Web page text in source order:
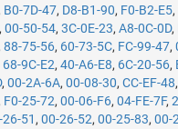
B0-7D-47, D8-B1-90, F0-B2-E5,
,00-50-54,3C-0E-23,A8-0C-0D,
,88-75-56, 60-73-5C, FC-99-47,
68-9C-E2,40-A6-E8, 6C-20-56,
,00-2A-6A,00-08-30,CC-EF-48,
F0-25-72,00-06-F6,04-FE-7F,
51 ,00-26-52,00-25-83,00-